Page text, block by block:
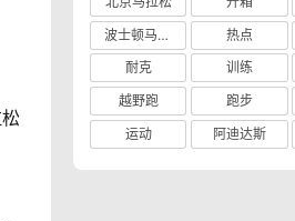
波士顿马拉松
热点
耐克
训练
越野跑
跑步
运动
阿迪达斯